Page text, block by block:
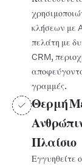
κλήσεων με
πελάτη με
CRM,
γραμμές.
Θερμή
Πλαίσιο
Εγγυηθείτε